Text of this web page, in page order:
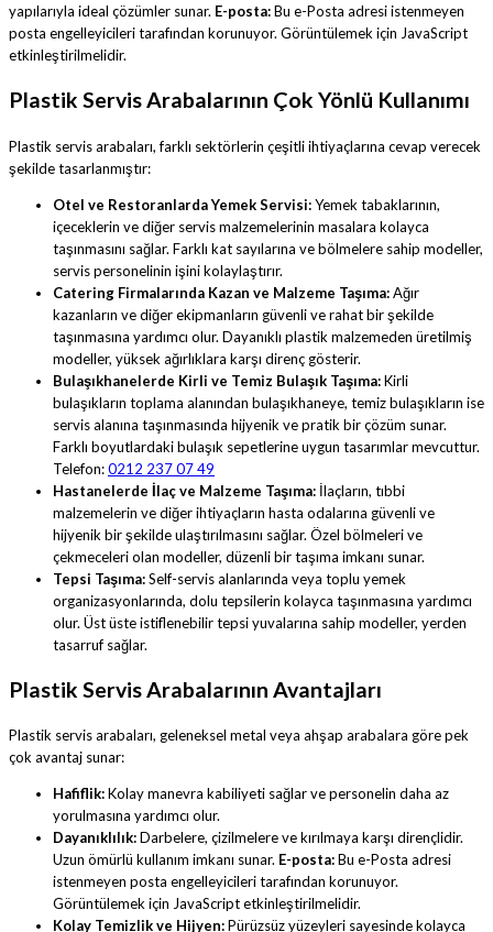
yapılarıyla ideal çözümler sunar. E-posta:Bu e-Posta adresi istenmeyen
posta engelleyicileri tarafından korunuyor. Görüntülemek için JavaScript
etkinleştirilmelidir.
Plastik Servis Arabalarının Çok Yönlü Kullanımı
Plastik servis arabaları, farklı sektörlerin çeşitli ihtiyaçlarına cevap verecek
şekilde tasarlanmıştır:
Otel ve Restoranlarda Yemek Servisi:Yemek tabaklarının,
içeceklerin ve diğer servis malzemelerinin masalara kolayca
taşınmasını sağlar. Farklı kat sayılarına ve bölmelere sahip modeller,
servis personelinin işini kolaylaştırır.
Catering Firmalarında Kazan ve Malzeme Taşıma:Ağır
kazanların ve diğer ekipmanların güvenli ve rahat bir şekilde
taşınmasına yardımcı olur. Dayanıklı plastik malzemeden üretilmiş
modeller, yüksek ağırlıklara karşı direnç gösterir.
Bulaşıkhanelerde Kirli ve Temiz Bulaşık Taşıma:Kirli
bulaşıkların toplama alanından bulaşıkhaneye, temiz bulaşıkların ise
servis alanına taşınmasında hijyenik ve pratik bir çözüm sunar.
Farklı boyutlardaki bulaşık sepetlerine uygun tasarımlar mevcuttur.
Telefon:0212 237 07 49
Hastanelerde İlaç ve Malzeme Taşıma: İlaçların, tıbbi
malzemelerin ve diğer ihtiyaçların hasta odalarına güvenli ve
hijyenik bir şekilde ulaştırılmasını sağlar. Özel bölmeleri ve
çekmeceleri olan modeller, düzenli bir taşıma imkanı sunar.
Tepsi Taşıma:Self-servis alanlarında veya toplu yemek
organizasyonlarında, dolu tepsilerin kolayca taşınmasına yardımcı
olur. Üst üste istiflenebilir tepsi yuvalarına sahip modeller, yerden
tasarruf sağlar.
Plastik Servis Arabalarının Avantajları
Plastik servis arabaları, geleneksel metal veya ahşap arabalara göre pek
çok avantaj sunar:
Hafiflik:Kolay manevra kabiliyeti sağlar ve personelin daha az
yorulmasına yardımcı olur.
Dayanıklılık:Darbelere, çizilmelere ve kırılmaya karşı dirençlidir.
Uzun ömürlü kullanım imkanı sunar. E-posta:Bu e-Posta adresi
istenmeyen posta engelleyicileri tarafından korunuyor.
Görüntülemek için JavaScript etkinleştirilmelidir.
Kolay Temizlik ve Hijyen:Pürüzsüz yüzeyleri sayesinde kolayca